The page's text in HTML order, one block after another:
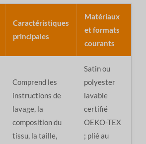
Caractéristiques
principales
Matériaux
et formats
courants
Comprend les
instructions de
lavage, la
composition du
tissu, la taille,
Satin ou
polyester
lavable
certifié
OEKO-TEX
; plié au